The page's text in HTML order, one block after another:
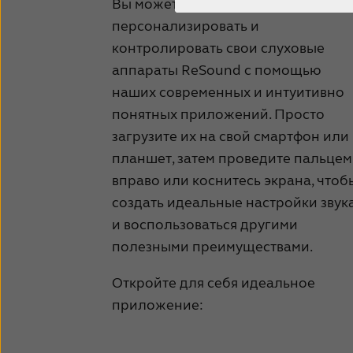
Вы можете легко и незаметно
персонализировать и
контролировать свои слуховые
аппараты ReSound с помощью
наших современных и интуитивно
понятных приложений. Просто
загрузите их на свой смартфон или
планшет, затем проведите пальцем
вправо или коснитесь экрана,
создать идеальные настройки
и воспользоваться другими
полезными преимуществами.
Откройте для себя идеальное
приложение: